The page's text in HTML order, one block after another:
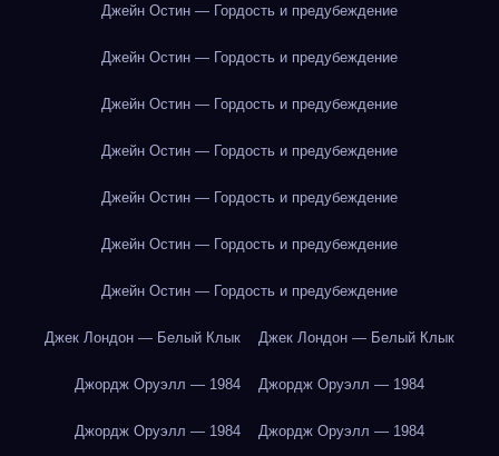
Джейн Остин — Гордость и предубеждение
Джейн Остин — Гордость и предубеждение
Джейн Остин — Гордость и предубеждение
Джейн Остин — Гордость и предубеждение
Джейн Остин — Гордость и предубеждение
Джейн Остин — Гордость и предубеждение
Джейн Остин — Гордость и предубеждение
Джек Лондон — Белый Клык Джек Лондон — Белый Клык
Джордж Оруэлл — 1984 Джордж Оруэлл — 1984
Джордж Оруэлл — 1984 Джордж Оруэлл — 1984